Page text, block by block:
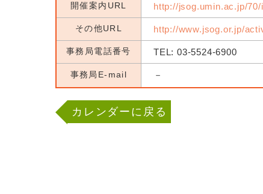
開催案内URL http://jsog.umin.ac.jp/
その他URL http://www.jsog.or.jp/
事務局電話番号 TEL: 03-5524-6900
事務局E-mail －
カレンダーに戻る